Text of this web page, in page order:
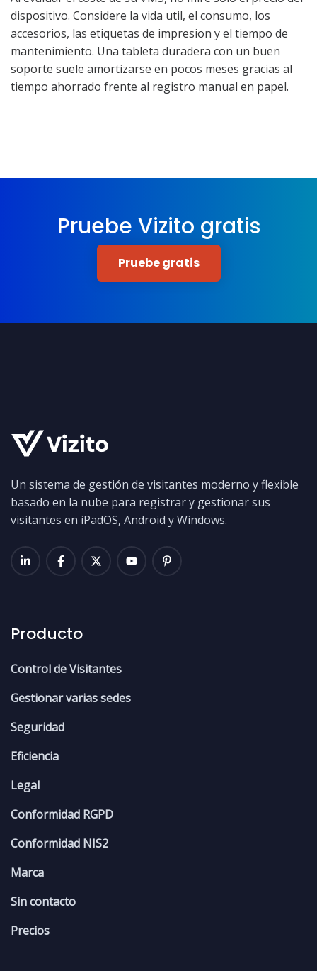
dispositivo. Considere la vida util, el consumo, los
accesorios, las etiquetas de impresion y el tiempo de
mantenimiento. Una tableta duradera con un buen
soporte suele amortizarse en pocos meses gracias al
tiempo ahorrado frente al registro manual en papel.
Pruebe Vizito gratis
Pruebe gratis
Un sistema de gestión de visitantes moderno y flexible
basado en la nube para registrar y gestionar sus
visitantes en iPadOS, Android y Windows.
Producto
Control de Visitantes
Gestionar varias sedes
Seguridad
Eficiencia
Legal
Conformidad RGPD
Conformidad NIS2
Marca
Sin contacto
Precios